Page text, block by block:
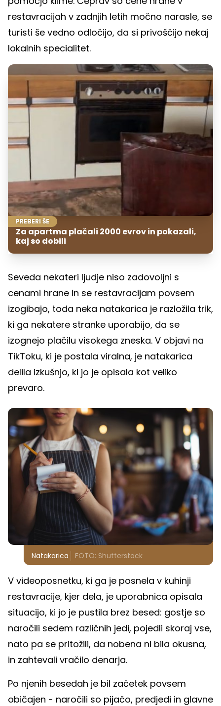
restavracijah v zadnjih letih močno narasle, se
turisti še vedno odločijo, da si privoščijo nekaj
lokalnih specialitet.
PREBERI ŠE
Za apartma plačali 2000 evrov in pokazali,
kaj so dobili
Seveda nekateri ljudje niso zadovoljni s
cenami hrane in se restavracijam povsem
izogibajo, toda neka natakarica je razložila trik,
ki ga nekatere stranke uporabijo, da se
izognejo plačilu visokega zneska. V objavi na
TikToku, ki je postala viralna, je natakarica
delila izkušnjo, ki jo je opisala kot veliko
prevaro.
Natakarica FOTO: Shutterstock
V videoposnetku, ki ga je posnela v kuhinji
restavracije, kjer dela, je uporabnica opisala
situacijo, ki jo je pustila brez besed: gostje so
naročili sedem različnih jedi, pojedli skoraj vse,
nato pa se pritožili, da nobena ni bila okusna,
in zahtevali vračilo denarja.
Po njenih besedah je bil začetek povsem
običajen - naročili so pijačo, predjedi in glavne